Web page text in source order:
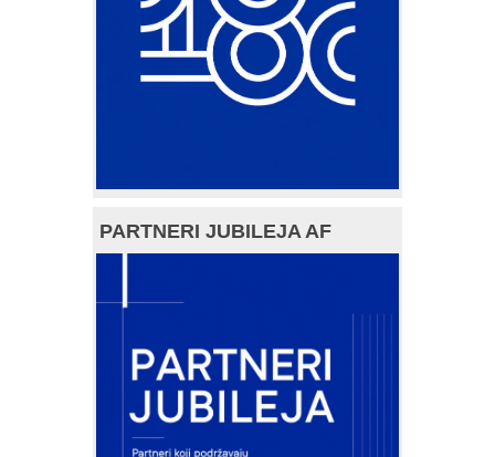
PARTNERI JUBILEJA AF